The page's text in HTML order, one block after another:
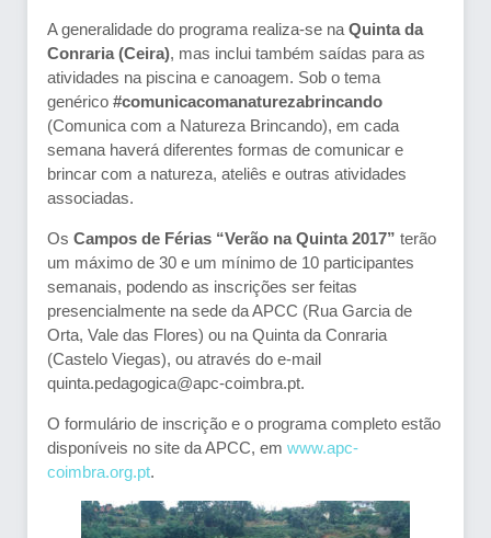
A generalidade do programa realiza-se na Quinta da
Conraria (Ceira), mas inclui também saídas para as
atividades na piscina e canoagem. Sob o tema
genérico #comunicacomanaturezabrincando
(Comunica com a Natureza Brincando), em cada
semana haverá diferentes formas de comunicar e
brincar com a natureza, ateliês e outras atividades
associadas.
Os Campos de Férias “Verão na Quinta 2017” terão
um máximo de 30 e um mínimo de 10 participantes
semanais, podendo as inscrições ser feitas
presencialmente na sede da APCC (Rua Garcia de
Orta, Vale das Flores) ou na Quinta da Conraria
(Castelo Viegas), ou através do e-mail
quinta.pedagogica@apc-coimbra.pt.
O formulário de inscrição e o programa completo estão
disponíveis no site da APCC, em www.apc-
coimbra.org.pt.